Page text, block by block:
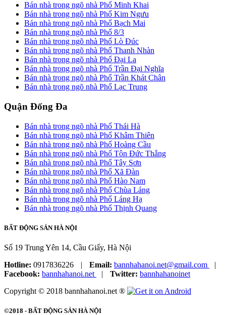
Bán nhà trong ngõ nhà Phố Minh Khai
Bán nhà trong ngõ nhà Phố Kim Ngưu
Bán nhà trong ngõ nhà Phố Bạch Mai
Bán nhà trong ngõ nhà Phố 8/3
Bán nhà trong ngõ nhà Phố Lò Đúc
Bán nhà trong ngõ nhà Phố Thanh Nhàn
Bán nhà trong ngõ nhà Phố Đại La
Bán nhà trong ngõ nhà Phố Trần Đại Nghĩa
Bán nhà trong ngõ nhà Phố Trần Khát Chân
Bán nhà trong ngõ nhà Phố Lạc Trung
Quận Đống Đa
Bán nhà trong ngõ nhà Phố Thái Hà
Bán nhà trong ngõ nhà Phố Khâm Thiên
Bán nhà trong ngõ nhà Phố Hoàng Cầu
Bán nhà trong ngõ nhà Phố Tôn Đức Thắng
Bán nhà trong ngõ nhà Phố Tây Sơn
Bán nhà trong ngõ nhà Phố Xã Đàn
Bán nhà trong ngõ nhà Phố Hào Nam
Bán nhà trong ngõ nhà Phố Chùa Láng
Bán nhà trong ngõ nhà Phố Láng Hạ
Bán nhà trong ngõ nhà Phố Thịnh Quang
BẤT ĐỘNG SẢN HÀ NỘI
Số 19 Trung Yên 14, Cầu Giấy, Hà Nội
Hotline: 0917836226 | Email: bannhahanoi.net@gmail.com
|
Facebook: bannhahanoi.net | Twitter: bannhahanoinet
Copyright © 2018 bannhahanoi.net ®
©2018 - BẤT ĐỘNG SẢN HÀ NỘI